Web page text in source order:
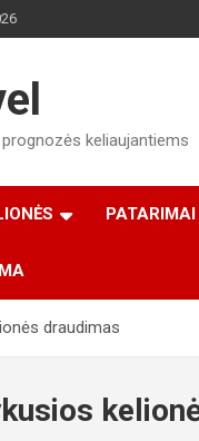
keliaujantiems
PATARIMAI
draudimas